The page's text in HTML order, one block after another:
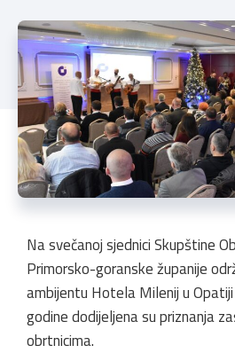
Na svečanoj sjednici Skupštine
Primorsko-goranske županije
ambijentu Hotela Milenij u
godine dodijeljena su priznanja
obrtnicima.